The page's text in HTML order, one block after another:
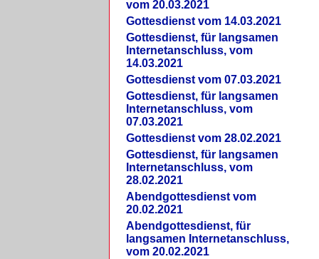
vom 20.03.2021
Gottesdienst vom 14.03.2021
Gottesdienst, für langsamen
Internetanschluss, vom
14.03.2021
Gottesdienst vom 07.03.2021
Gottesdienst, für langsamen
Internetanschluss, vom
07.03.2021
Gottesdienst vom 28.02.2021
Gottesdienst, für langsamen
Internetanschluss, vom
28.02.2021
Abendgottesdienst vom
20.02.2021
Abendgottesdienst, für
langsamen Internetanschluss,
vom 20.02.2021